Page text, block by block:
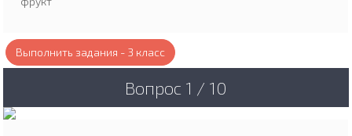
Выполнить задания - 3 класс
Вопрос 1 / 10